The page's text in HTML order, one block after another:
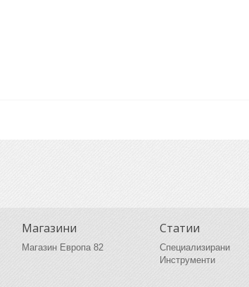
Магазини
Магазин Европа 82
Статии
Специализирани
Инструменти